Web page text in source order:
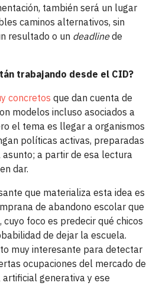
también será un lugar
caminos alternativos, sin
resultado o un deadlinede
trabajando desde el CID?
concretos que dan cuenta de
modelos incluso asociados a
el tema es llegar a organismos
políticas activas, preparadas
a partir de esa lectura
dar.
que materializa esta idea es
de abandono escolar que
foco es predecir qué chicos
de dejar la escuela.
muy interesante para detectar
ocupaciones del mercado de
generativa y ese